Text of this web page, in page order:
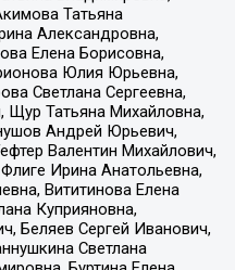
Татьяна
Александровна,
Елена Борисовна,
Юлия Юрьевна,
Светлана Сергеевна,
Щур Татьяна Михайловна,
Андрей Юрьевич,
Валентин Михайлович,
Ирина Анатольевна,
Вититинова Елена
Куприяновна,
Беляев Сергей Иванович,
Светлана